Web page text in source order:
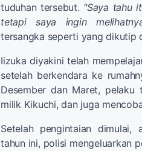
tuduhan tersebut. "Saya tahu
tetapi saya ingin
tersangka seperti yang dikutip
Iizuka diyakini telah
setelah berkendara ke
Desember dan Maret, pelaku
milik Kikuchi, dan juga
Setelah pengintaian dimulai,
tahun ini, polisi mengeluarkan